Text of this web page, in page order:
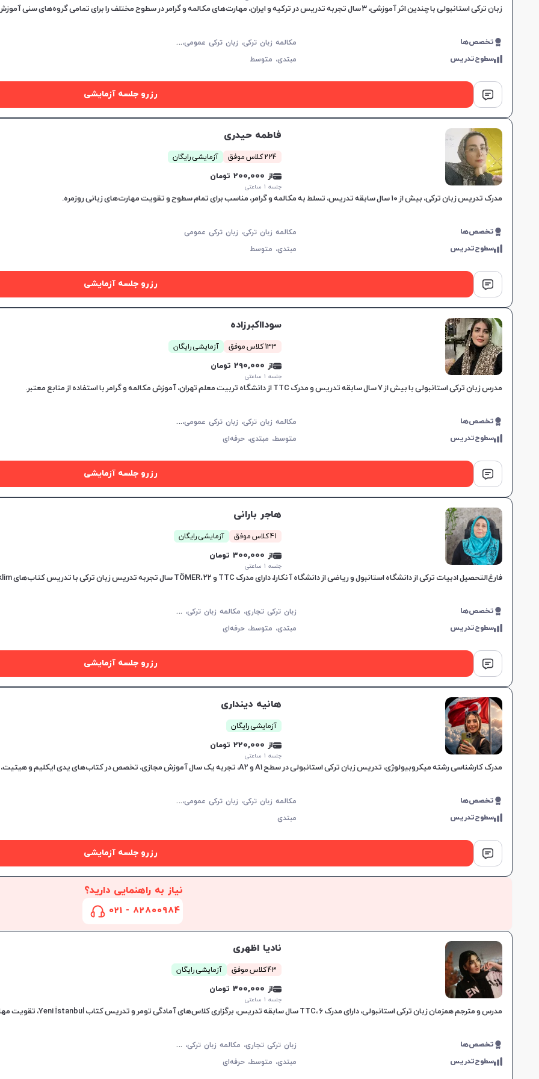
زبان ترکی استانبولی با چندین اثر آموزشی، ۳ سال تجربه تدریس در ترکیه و ایران، مهارت‌های مکالمه و گرامر در سطوح مختلف را برای تمامی گروه‌های سنی آموزش می‌دهد.
تخصص‌ها م
کالمه زبان ترکی، زبان ترکی عمومی، زبان ترکی کودکان
سطوح‌تدریس مبتدی، متوسط
رزرو جلسه آزمایشی
فاطمه حیدری
224 کلاس موفق آزمایشی رایگان
از 200,000 تومان
جلسه ۱ ساعتی
مدرک تدریس زبان ترکی، بیش از ۱۰ سال سابقه تدریس، تسلط به مکالمه و گرامر، مناسب برای تمام سطوح و تقویت مهارت‌های زبانی روزمره.
تخصص‌ها
مکالمه زبان ترکی، زبان ترکی عمومی
سطوح‌تدریس
مبتدی، متوسط
رزرو جلسه آزمایشی
سودااکبرزاده
133 کلاس موفق آزمایشی رایگان
از 290,000 تومان
جلسه ۱ ساعتی
مدرس زبان ترکی استانبولی با بیش از ۷ سال سابقه تدریس و مدرک TTC از دانشگاه تربیت معلم تهران، آموزش مکالمه و گرامر با استفاده از منابع معتبر.
تخصص‌ها م
کالمه زبان ترکی، زبان ترکی عمومی، زبان ترکی کودکان
سطوح‌تدریس متوسط، مبتدی،حرفه‌ای
رزرو جلسه آزمایشی
هاجر بارانی
41 کلاس موفق آزمایشی رایگان
از 300,000 تومان
جلسه ۱ ساعتی
فارغ‌التحصیل ادبیات ترکی از دانشگاه استانبول و ریاضی از دانشگاه آنکارا، دارای مدرک TTC و TÖMER، 22 سال تجربه تدریس زبان ترکی با تدریس کتاب‌های Hitit، Yedi İklim و Istanbul.
تخصص‌ها ز
بان ترکی تجاری، مکالمه زبان ترکی، زبان ترکی عمومی، زبان ترکی کودکان، Tomer، TYS
سطوح‌تدریس مبتدی، متوسط،حرفه‌ای
رزرو جلسه آزمایشی
هانیه دینداری
آزمایشی رایگان
از 220,000 تومان
جلسه ۱ ساعتی
مدرک کارشناسی رشته میکروبیولوژی، تدریس زبان ترکی استانبولی در سطح A1 و A2، تجربه یک سال آموزش مجازی، تخصص در کتاب‌های یدی ایکلیم و هیتیت، برگزاری کلاس‌های آنلاین و تلفظ.
تخصص‌ها م
کالمه زبان ترکی، زبان ترکی عمومی، زبان ترکی کودکان
سطوح‌تدریس مبتدی
رزرو جلسه آزمایشی
نیاز به راهنمایی دارید؟
82800984 - 021
نادیا اظهری
43 کلاس موفق آزمایشی رایگان
از 300,000 تومان
جلسه ۱ ساعتی
مدرس و مترجم همزمان زبان ترکی استانبولی، دارای مدرک TTC، 6 سال سابقه تدریس، برگزاری کلاس‌های آمادگی تومر و تدریس کتاب Yeni İstanbul، تقویت مهارت‌های مکالمه، خواندن و نوشتن
تخصص‌ها ز
بان ترکی تجاری، مکالمه زبان ترکی، زبان ترکی عمومی
سطوح‌تدریس مبتدی، متوسط،حرفه‌ای